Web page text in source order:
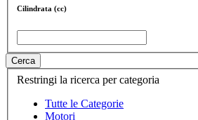
Cilindrata (cc)
Cerca
Restringi la ricerca per categoria
Tutte le Categorie
Motori